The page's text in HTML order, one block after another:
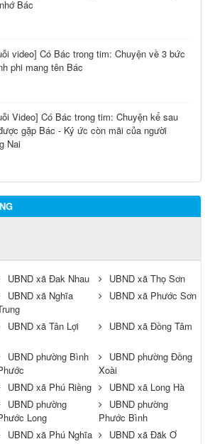
Bác
video] Có Bác trong tim: Chuyện về 3 bức
phi mang tên Bác
Video] Có Bác trong tim: Chuyện kể sau
gặp Bác - Ký ức còn mãi của người
Nai
UBND xã Đak Nhau
UBND xã Thọ Sơn
UBND xã Nghĩa
UBND xã Phước Sơn
UBND xã Tân Lợi UBND xã Đồng Tâm
UBND phường Bình
UBND phường Đồng
Xoài
UBND xã Phú Riềng
UBND xã Long Hà
UBND phường
Long
UBND phường
Phước Bình
UBND xã Phú Nghĩa
UBND xã Đăk Ơ